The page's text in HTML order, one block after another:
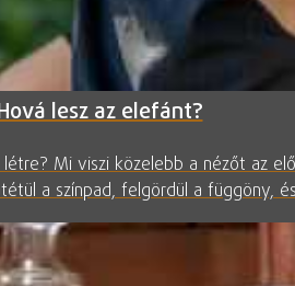
lesz az elefánt?
Mi viszi közelebb a nézőt az
a színpad, felgördül a függöny,